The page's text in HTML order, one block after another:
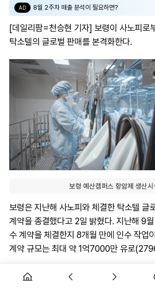
AD 8월 2주차 매출 분석이 필요하면?
[데일리팜=천승현 기자] 보령이 사노피로
탁소텔의 글로벌 판매를 본격화한다.
보령 예산캠퍼스 항암제 생산시
보령은 지난해 사노피와 체결한 탁소텔 글
계약을 종결했다고 2일 밝혔다. 지난해 9
수 계약을 체결한지 8개월 만에 인수 작업
계약 규모는 최대 약 1억7000만 유로
보령 관계자는 “지난해 계약 체결 당시 기